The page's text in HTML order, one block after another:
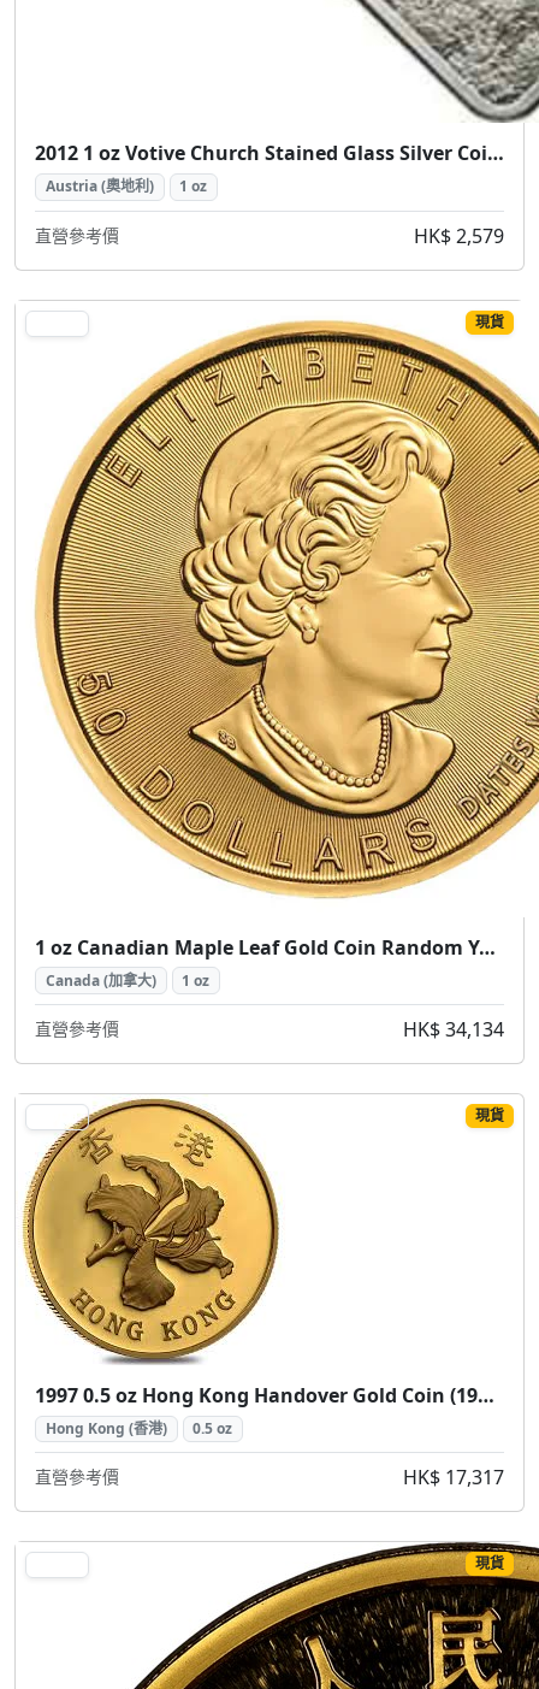
2012 1 oz Votive Church Stained Glass Silver Coin (2012 維也納感恩教堂 彩繪玻璃銀幣 1盎司)
Austria (奧地利) 1 oz
直營參考價 HK$ 2,579
現貨
1 oz Canadian Maple Leaf Gold Coin Random Year ( 加拿大楓葉金幣 1盎司隨機年份)
Canada (加拿大) 1 oz
直營參考價 HK$ 34,134
GOLD 現貨
1997 0.5 oz Hong Kong Handover Gold Coin (1997 香港回歸紀念金幣 0.5盎司)
Hong Kong (香港) 0.5 oz
直營參考價 HK$ 17,317
現貨